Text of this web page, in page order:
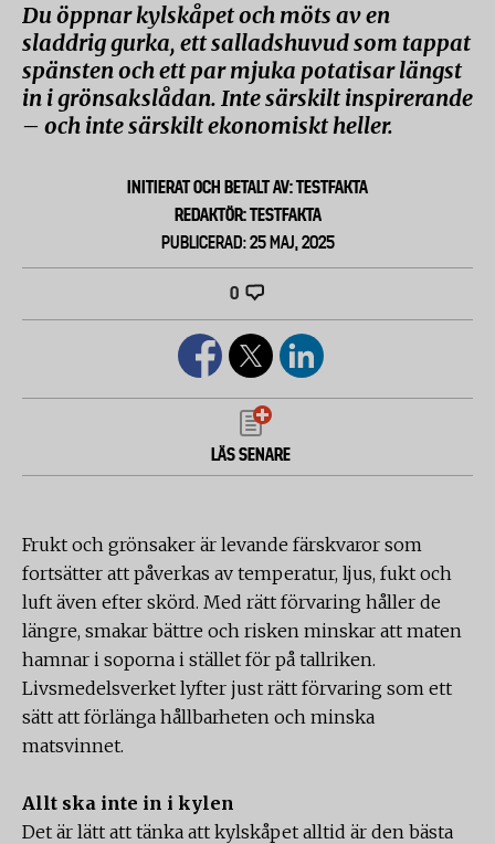
Du öppnar kylskåpet och möts av en
sladdrig gurka, ett salladshuvud som tappat
spänsten och ett par mjuka potatisar längst
in i grönsakslådan. Inte särskilt inspirerande
– och inte särskilt ekonomiskt heller.
INITIERAT OCH BETALT AV: TESTFAKTA
REDAKTÖR: TESTFAKTA
PUBLICERAD: 25 MAJ, 2025
0
LÄS SENARE
Frukt och grönsaker är levande färskvaror som
fortsätter att påverkas av temperatur, ljus, fukt och
luft även efter skörd. Med rätt förvaring håller de
längre, smakar bättre och risken minskar att maten
hamnar i soporna i stället för på tallriken.
Livsmedelsverket lyfter just rätt förvaring som ett
sätt att förlänga hållbarheten och minska
matsvinnet.
Allt ska inte in i kylen
Det är lätt att tänka att kylskåpet alltid är den bästa